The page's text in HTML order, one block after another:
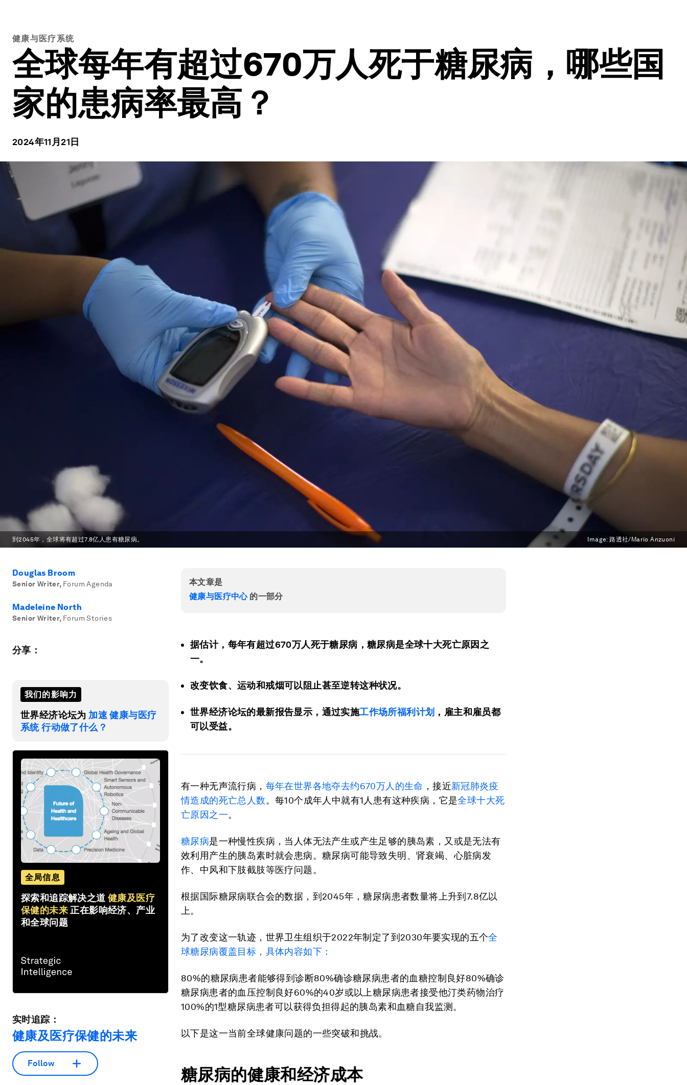
健康与医疗系统
全球每年有超过670万人死于糖尿病，哪些国
家的患病率最高？
2024年11月21日
到2045年，全球将有超过7.8亿人患有糖尿病。 Image:路透社/Mario Anzuoni
Douglas Broom
Senior Writer, Forum Agenda
Madeleine North
Senior Writer, Forum Stories
分享：
我们的影响力
世界经济论坛为 加速 健康与医疗
系统 行动做了什么？
全局信息
探索和追踪解决之道 健康及医疗
保健的未来 正在影响经济、产业
和全球问题
实时追踪：
健康及医疗保健的未来
Follow
本文章是
健康与医疗中心的一部分
据估计，每年有超过670万人死于糖尿病，糖尿病是全球十大死亡原因之
一。
改变饮食、运动和戒烟可以阻止甚至逆转这种状况。
世界经济论坛的最新报告显示，通过实施工作场所福利计划 ，雇主和雇员都
可以受益。
有一种无声流行病， 每年在世界各地夺去约670万人的生命 ，接近新冠肺炎疫
情造成的死亡总人数。每10个成年人中就有1人患有这种疾病，它是全球十大死
亡原因之一。
糖尿病是一种慢性疾病，当人体无法产生或产生足够的胰岛素，又或是无法有
效利用产生的胰岛素时就会患病。糖尿病可能导致失明、肾衰竭、心脏病发
作、中风和下肢截肢等医疗问题。
根据国际糖尿病联合会的数据，到2045年，糖尿病患者数量将上升到7.8亿以
上。
为了改变这一轨迹，世界卫生组织于2022年制定了到2030年要实现的五个全
球糖尿病覆盖目标，具体内容如下：
80%的糖尿病患者能够得到诊断80%确诊糖尿病患者的血糖控制良好80%确诊
糖尿病患者的血压控制良好60%的40岁或以上糖尿病患者接受他汀类药物治疗
100%的1型糖尿病患者可以获得负担得起的胰岛素和血糖自我监测。
以下是这一当前全球健康问题的一些突破和挑战。
糖尿病的健康和经济成本